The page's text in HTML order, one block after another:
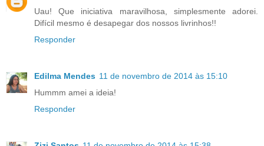
Uau! Que iniciativa maravilhosa, simplesmente adorei.
Difícil mesmo é desapegar dos nossos livrinhos!!
Responder
Edilma Mendes 11 de novembro de 2014 às 15:10
Hummm amei a ideia!
Responder